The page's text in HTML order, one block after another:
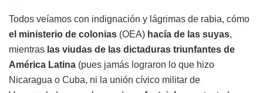
Todos veíamos con indignación y lágrimas de rabia, cómo
el ministerio de colonias (OEA) hacía de las suyas,
mientras las viudas de las dictaduras triunfantes de
América Latina (pues jamás lograron lo que hizo
Nicaragua o Cuba, ni la unión cívico militar de